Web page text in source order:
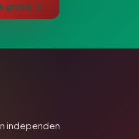
gratis →
independen